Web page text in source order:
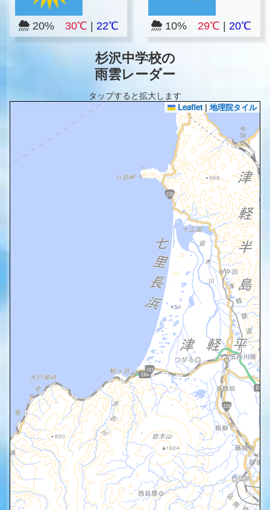
20% 30℃ 22℃ 10%29℃ |20℃
杉沢中学校の
雨雲レーダー
タップすると拡大します
Leaflet | 地理院タイル